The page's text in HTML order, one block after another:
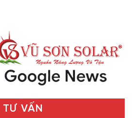
TƯ VẤN